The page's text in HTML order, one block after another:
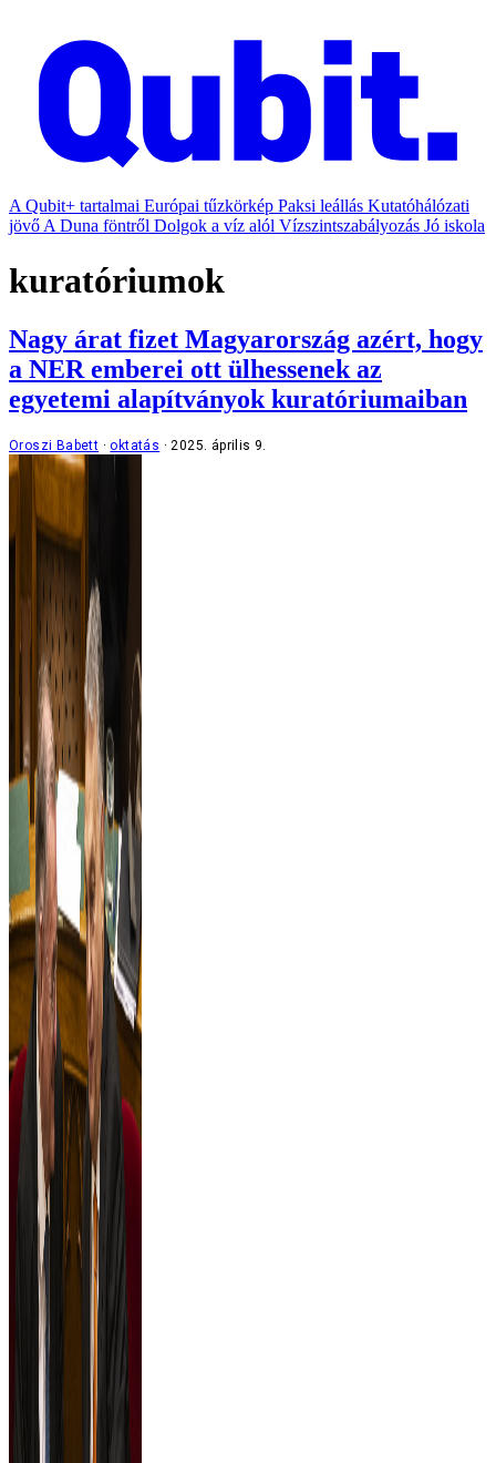
A Qubit+ tartalmai Európai tűzkörkép Paksi leállás Kutatóhálózati
jövő A Duna föntről Dolgok a víz alól Vízszintszabályozás Jó iskola
kuratóriumok
Nagy árat fizet Magyarország azért, hogy
a NER emberei ott ülhessenek az
egyetemi alapítványok kuratóriumaiban
Oroszi Babett oktatás 2025. április 9.